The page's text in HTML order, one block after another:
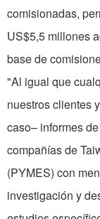
comisionadas,
US$5,5 millones
base de
"Al igual que
nuestros clientes
caso– informes
compañías de
(PYMES) con
investi­gación y